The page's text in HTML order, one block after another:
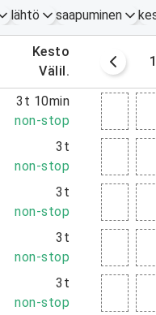
lähtö saapuminen
kesto
välil.
2026
3t 10min
non-stop
3t
non-stop
3t
non-stop
3t
non-stop
3t
non-stop